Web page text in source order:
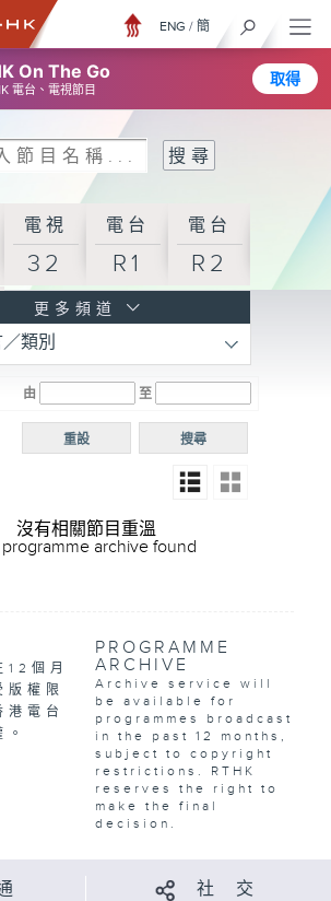
On The Go
電台、電視節目
取得
ENG / 簡
電視
32
電台
R1
電台
R2
電台
R5
電台
普通
更多頻道
類別
由 至
搜尋
重設
沒有相關節目重溫
archive found
12個月
版權限
港電台
PROGRAMME
ARCHIVE
Archive service will
be available for
programmes broadcast
in the past 12 months,
subject to copyright
restrictions. RTHK
reserves the right to
make the final
decision.
社 交